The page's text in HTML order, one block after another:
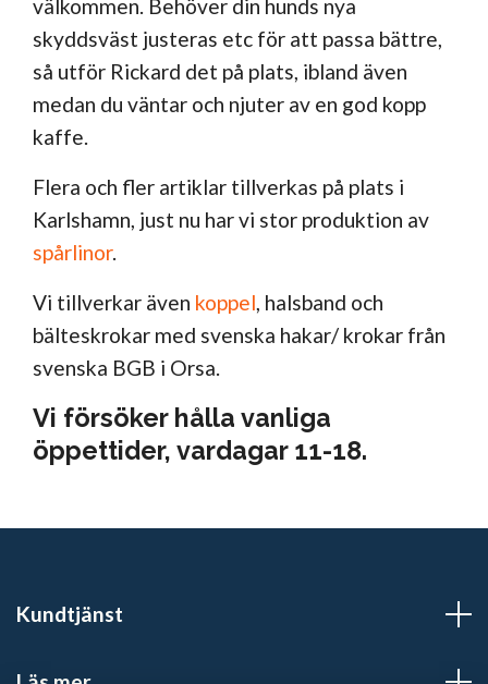
välkommen. Behöver din hunds nya
skyddsväst justeras etc för att passa bättre,
så utför Rickard det på plats, ibland även
medan du väntar och njuter av en god kopp
kaffe.
Flera och fler artiklar tillverkas på plats i
Karlshamn, just nu har vi stor produktion av
spårlinor.
Vi tillverkar även koppel, halsband och
bälteskrokar med svenska hakar/ krokar från
svenska BGB i Orsa.
Vi försöker hålla vanliga
öppettider, vardagar 11-18.
Kundtjänst